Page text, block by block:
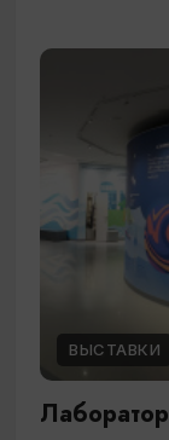
ВЫСТАВКИ